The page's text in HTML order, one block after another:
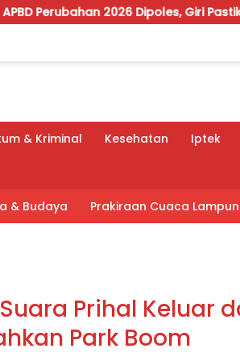
2026 Dipoles, Giri Pastikan Anggaran
& Kriminal Kesehatan Iptek
& Budaya Prakiraan Cuaca
Prihal Keluar
Park Boom